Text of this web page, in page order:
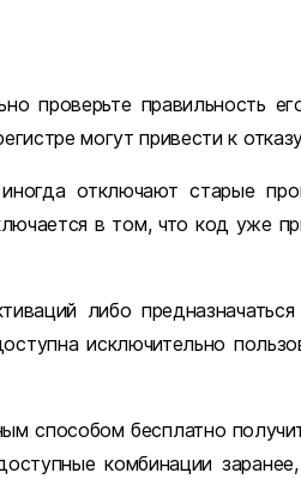
проверьте правильность
могут привести к
иногда отключают старые
в том, что код уже
либо
исключительно
способом бесплатно
комбинации